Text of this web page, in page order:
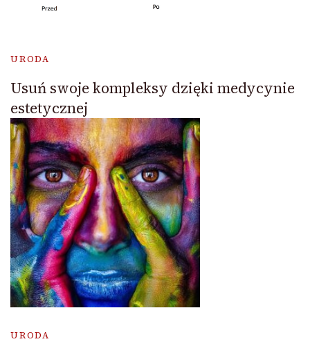
URODA
Usuń swoje kompleksy dzięki medycynie
estetycznej
URODA